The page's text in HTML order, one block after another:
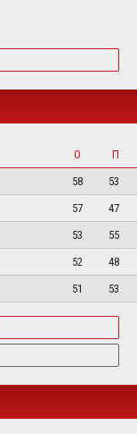
О
П
58
53
57
47
53
55
52
48
51 53